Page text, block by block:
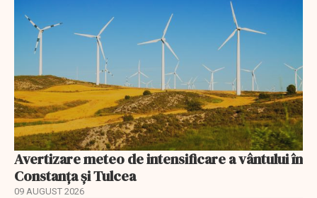
Avertizare meteo de intensificare a vântului în
Constanța și Tulcea
09 AUGUST 2026